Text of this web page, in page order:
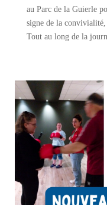
au Parc de la Guierle
signe de la convivialité,
Tout au long de la